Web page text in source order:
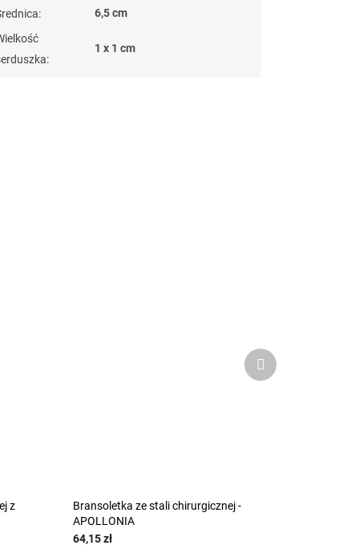
:
6,5 cm
:
1 x 1 cm
z
Bransoletka ze stali chirurgicznej -
APOLLONIA
64,15 zł
Produkt
następny